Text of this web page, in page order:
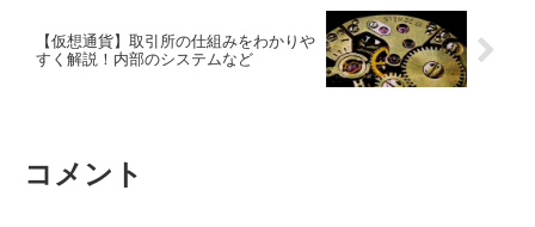
【仮想通貨】取引所の仕組みをわかりや
すく解説！内部のシステムなど
コメント